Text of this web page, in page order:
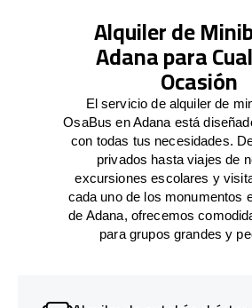
Alquiler de
Adana para
Ocasión
El servicio de alquiler de
OsaBus en Adana está
con todas tus necesidades.
privados hasta viajes de
excursiones escolares y
cada uno de los monumentos
de Adana, ofrecemos
para grupos grandes y